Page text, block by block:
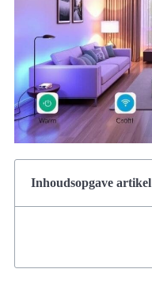
Inhoudsopgave artikel